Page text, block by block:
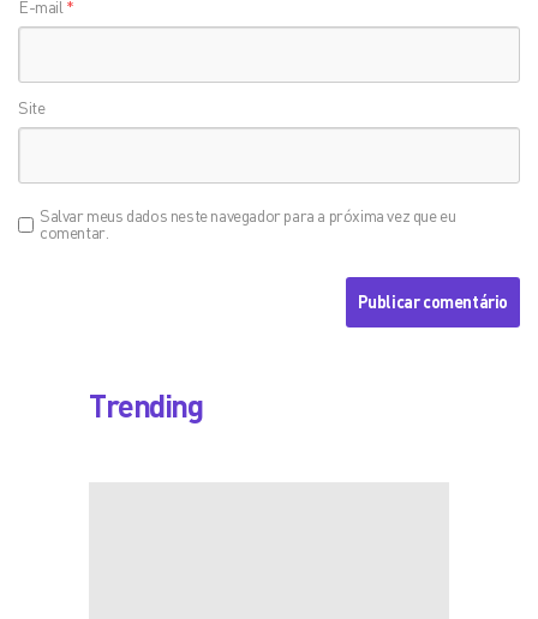
E-mail *
Site
Salvar meus dados neste navegador para a próxima vez que eu
comentar.
Trending